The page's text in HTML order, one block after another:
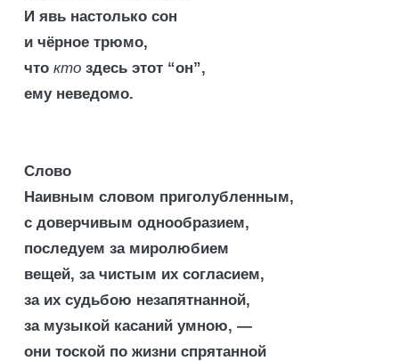
И явь настолько сон
и чёрное трюмо,
что кто здесь этот “он”,
ему неведомо.
Слово
Наивным словом приголубленным,
с доверчивым однообразием,
последуем за миролюбием
вещей, за чистым их согласием,
за их судьбою незапятнанной,
за музыкой касаний умною, —
они тоской по жизни спрятанной